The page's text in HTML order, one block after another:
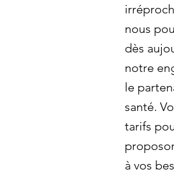
nous
dès
notre
le
santé.
tarifs
à vos